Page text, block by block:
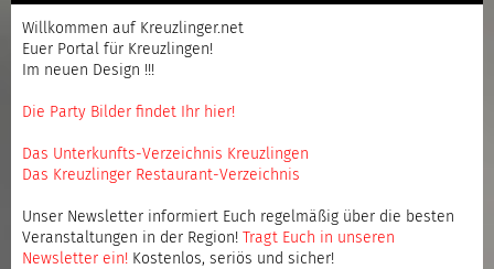
Willkommen auf Kreuzlinger.net
Euer Portal für Kreuzlingen!
Im neuen Design !!!
Die Party Bilder findet Ihr hier!
Das Unterkunfts-Verzeichnis Kreuzlingen
Das Kreuzlinger Restaurant-Verzeichnis
Unser Newsletter informiert Euch regelmäßig über die besten
Veranstaltungen in der Region!
Tragt Euch in unseren
Newsletter ein! Kostenlos, seriös und sicher!